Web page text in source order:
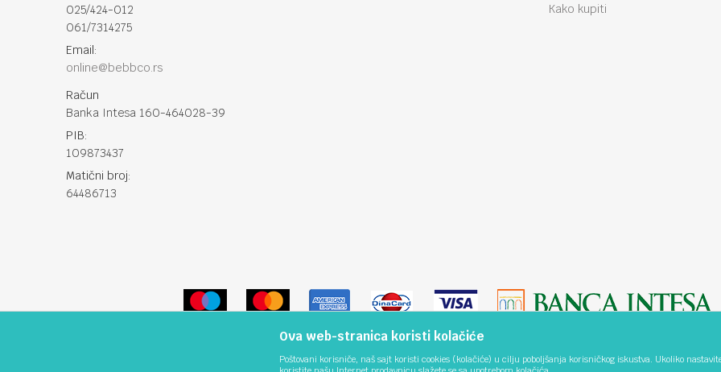
025/424-012
061/7314275
Email:
online@bebbco.rs
Račun
Banka Intesa 160-464028-39
PIB:
109873437
Matični broj:
64486713
Kako kupiti
Ova web-stranica koristi kolačiće
Poštovani korisniče, naš sajt koristi cookies (kolačiće) u cilju poboljšanja korisničkog iskustva. Ukoliko